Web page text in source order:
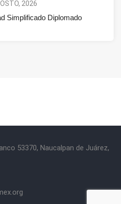
2026
Simplificado Diplomado
53370, Naucalpan de Juárez,